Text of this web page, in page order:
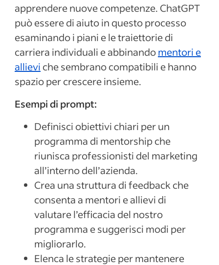
apprendere nuove competenze. ChatGPT
può essere di aiuto in questo processo
esaminando i piani e le traiettorie di
carriera individuali e abbinandomentori e
allievi che sembrano compatibili e hanno
spazio per crescere insieme.
Esempi di prompt:
Definisci obiettivi chiari per un
programma di mentorship che
riunisca professionisti del marketing
all’interno dell’azienda.
Crea una struttura di feedback che
consenta a mentori e allievi di
valutare l’efficacia del nostro
programma e suggerisci modi per
migliorarlo.
Elenca le strategie per mantenere